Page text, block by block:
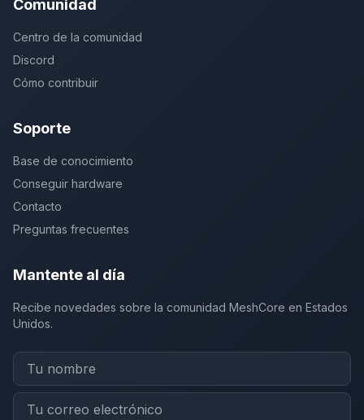
Comunidad
Centro de la comunidad
Discord
Cómo contribuir
Soporte
Base de conocimiento
Conseguir hardware
Contacto
Preguntas frecuentes
Mantente al día
Recibe novedades sobre la comunidad MeshCore en Estados
Unidos.